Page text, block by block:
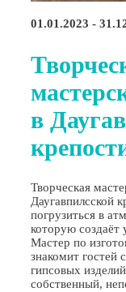
01.01.2023 -
в
Творческая
Даугавпилсской
погрузиться в
которую создаёт
Мастер по
знакомит гостей
гипсовых
собственный,